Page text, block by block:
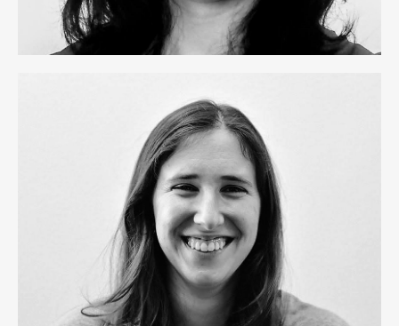
Laura Portell